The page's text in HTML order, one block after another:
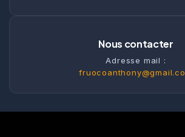
Nous contacter
Adresse mail :